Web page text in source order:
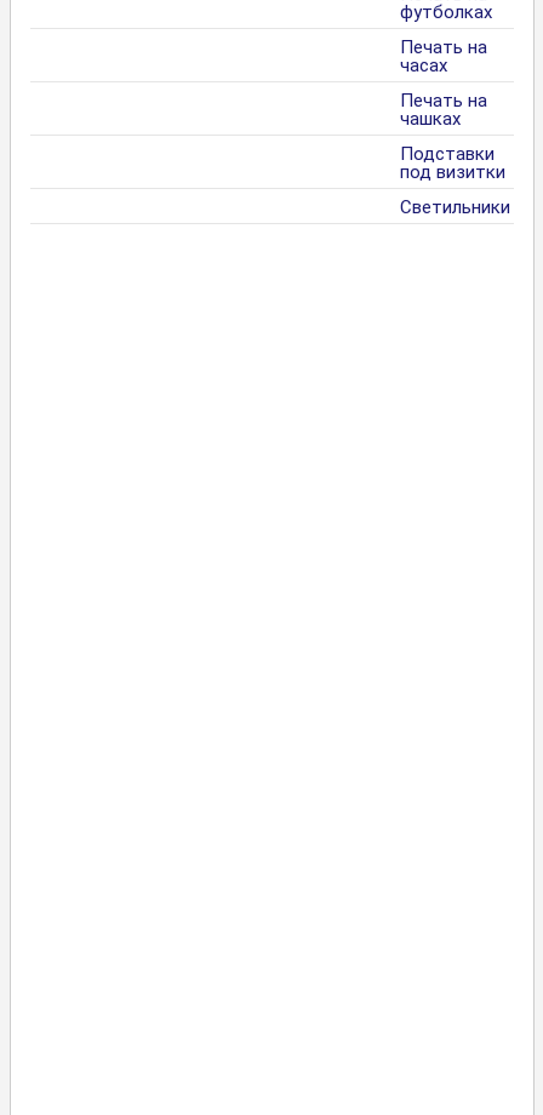
футболках
Печать на
часах
Печать на
чашках
Подставки
под визитки
Светильники